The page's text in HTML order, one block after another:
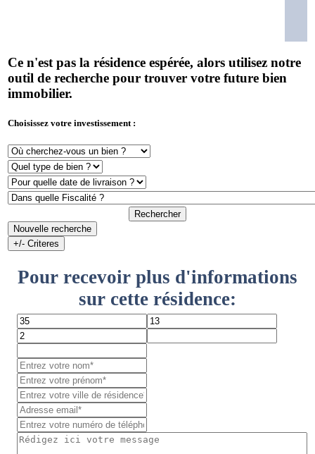
Ce n'est pas la résidence espérée, alors utilisez notre
outil de recherche pour trouver votre future bien
immobilier.
Choisissez votre investissement :
Rechercher
Nouvelle recherche
+/- Criteres
Pour recevoir plus d'informations
sur cette résidence: